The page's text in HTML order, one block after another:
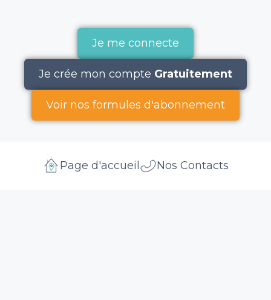
Je me connecte
Je crée mon compte Gratuitement
Voir nos formules d'abonnement
Page d'accueil Nos Contacts